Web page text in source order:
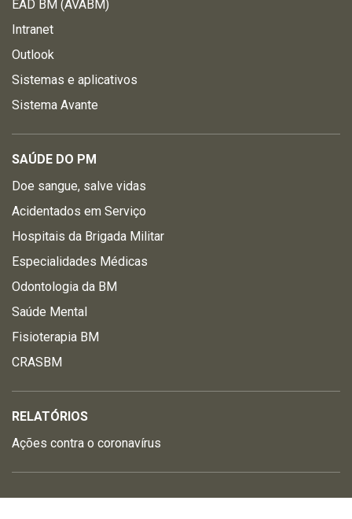
EAD BM (AVABM)
Intranet
Outlook
Sistemas e aplicativos
Sistema Avante
SAÚDE DO PM
Doe sangue, salve vidas
Acidentados em Serviço
Hospitais da Brigada Militar
Especialidades Médicas
Odontologia da BM
Saúde Mental
Fisioterapia BM
CRASBM
RELATÓRIOS
Ações contra o coronavírus